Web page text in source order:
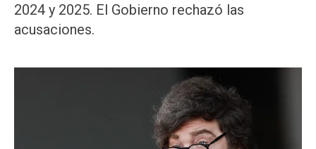
2024 y 2025. El Gobierno rechazó las
acusaciones.